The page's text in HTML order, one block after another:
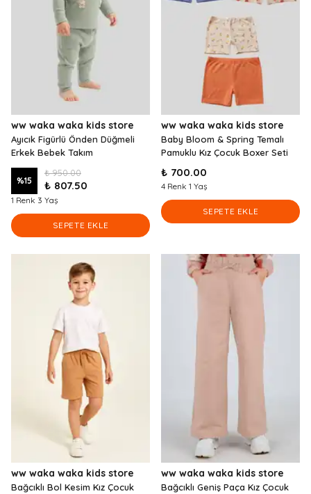
ww waka waka kids store
Ayıcık Figürlü Önden Düğmeli
Erkek Bebek Takım
%15
₺ 950.00
₺ 807.50
1 Renk 3 Yaş
SEPETE EKLE
ww waka waka kids store
Baby Bloom & Spring Temalı
Pamuklu Kız Çocuk Boxer Seti
₺ 700.00
4 Renk 1 Yaş
SEPETE EKLE
ww waka waka kids store
Bağcıklı Bol Kesim Kız Çocuk
ww waka waka kids store
Bağcıklı Geniş Paça Kız Çocuk